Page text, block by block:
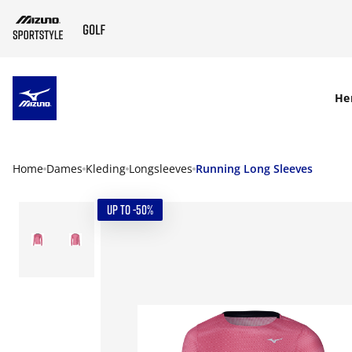
Home Dames Kleding Longsleeves Running Long Sleeves
UP TO -50%